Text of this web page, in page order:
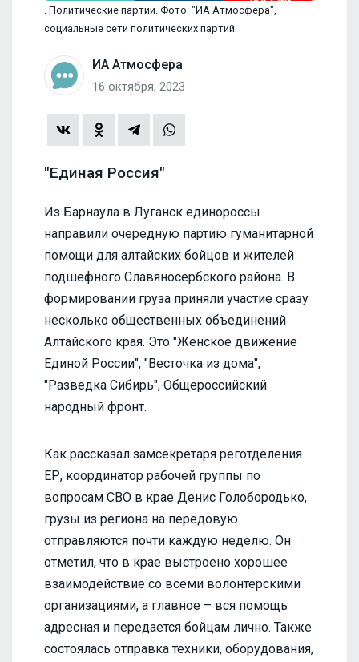
. Политические партии. Фото: "ИА Атмосфера",
социальные сети политических партий
ИА Атмосфера
16 октября, 2023
"Единая Россия"
Из Барнаула в Луганск единороссы
направили очередную партию гуманитарной
помощи для алтайских бойцов и жителей
подшефного Славяносербского района. В
формировании груза приняли участие сразу
несколько общественных объединений
Алтайского края. Это "Женское движение
Единой России", "Весточка из дома",
"Разведка Сибирь", Общероссийский
народный фронт.
Как рассказал замсекретаря реготделения
ЕР, координатор рабочей группы по
вопросам СВО в крае Денис Голобородько,
грузы из региона на передовую
отправляются почти каждую неделю. Он
отметил, что в крае выстроено хорошее
взаимодействие со всеми волонтерскими
организациями, а главное – вся помощь
адресная и передается бойцам лично. Также
состоялась отправка техники, оборудования,